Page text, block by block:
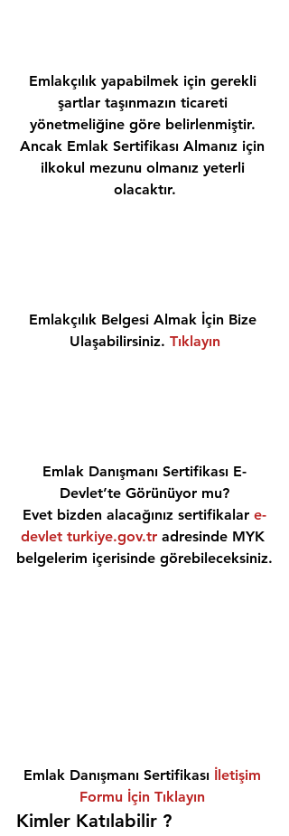
Emlakçılık yapabilmek için gerekli
şartlar taşınmazın ticareti
yönetmeliğine göre belirlenmiştir.
Ancak Emlak Sertifikası Almanız için
ilkokul mezunu olmanız yeterli
olacaktır.
Emlakçılık Belgesi Almak İçin Bize
Ulaşabilirsiniz. Tıklayın
Emlak Danışmanı Sertifikası E-
Devlet’te Görünüyor mu?
Evet bizden alacağınız sertifikalar e-
devlet turkiye.gov.tr adresinde MYK
belgelerim içerisinde görebileceksiniz.
Emlak Danışmanı Sertifikası İletişim
Formu İçin Tıklayın
Kimler Katılabilir ?